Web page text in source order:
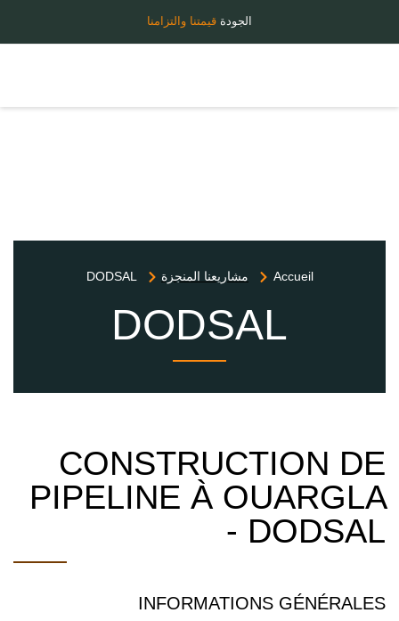
الجودة قيمتنا والتزامنا
Accueil مشاريعنا المنجزة DODSAL
DODSAL
CONSTRUCTION DE
PIPELINE À OUARGLA
- DODSAL
INFORMATIONS GÉNÉRALES